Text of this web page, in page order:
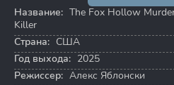
Название: The Fox Hollow
Killer
Страна: США
Год выхода: 2025
Режиссер: Алекс Яблонски